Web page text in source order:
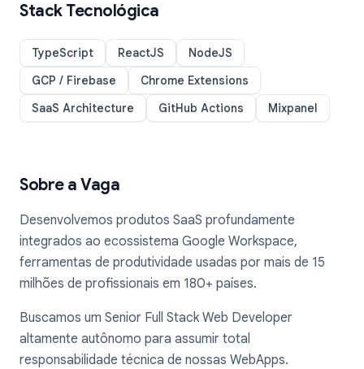
Stack Tecnológica
TypeScript ReactJS
NodeJS
GCP / Firebase
Chrome Extensions
SaaS Architecture
GitHub Actions Mixpanel
Sobre a Vaga
Desenvolvemos produtos SaaS profundamente
integrados ao ecossistema Google Workspace,
ferramentas de produtividade usadas por mais de 15
milhões de profissionais em 180+ países.
Buscamos um Senior Full Stack Web Developer
altamente autônomo para assumir total
responsabilidade técnica de nossas WebApps.